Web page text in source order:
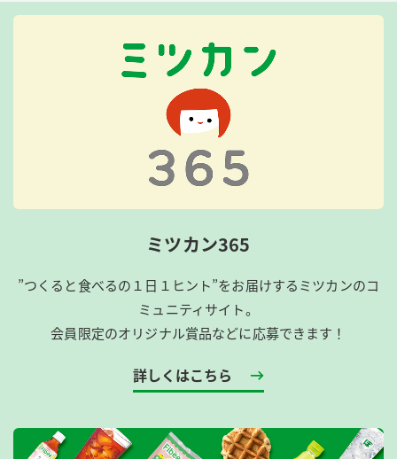
ミツカン365
”つくると食べるの１日１ヒント”をお届けするミツカンのコ
ミュニティサイト。
会員限定のオリジナル賞品などに応募できます！
詳しくはこちら